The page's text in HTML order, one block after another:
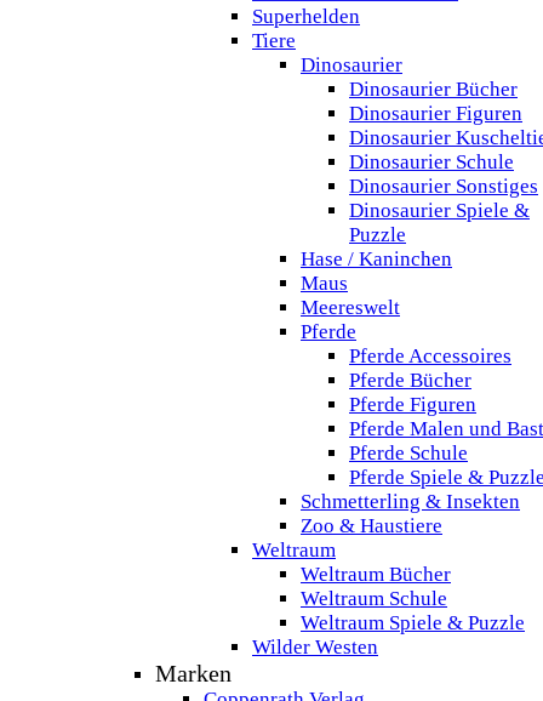
Superhelden
Tiere
Dinosaurier
Dinosaurier Bücher
Dinosaurier Figuren
Dinosaurier
Dinosaurier Schule
Dinosaurier Sonstiges
Dinosaurier Spiele &
Puzzle
Hase / Kaninchen
Maus
Meereswelt
Pferde
Pferde Accessoires
Pferde Bücher
Pferde Figuren
Pferde Malen und
Pferde Schule
Pferde Spiele &
Schmetterling & Insekten
Zoo & Haustiere
Weltraum
Weltraum Bücher
Weltraum Schule
Weltraum Spiele & Puzzle
Wilder Westen
Marken